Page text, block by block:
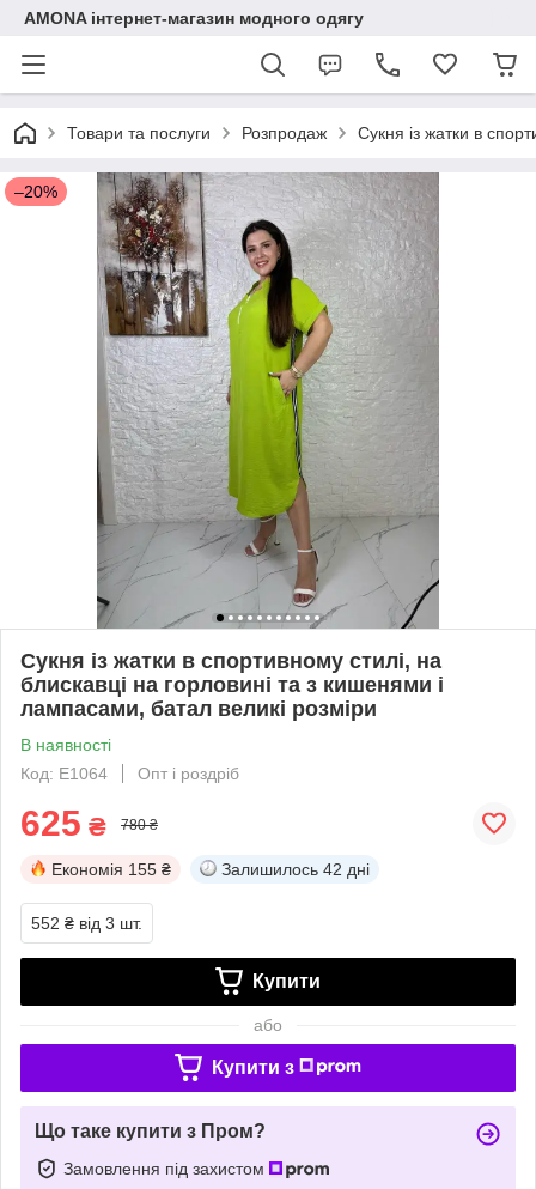
AMONA інтернет-магазин модного одягу
Товари та послуги Розпродаж Сукня із жатки в
–20%
Сукня із жатки в спортивному стилі, на
блискавці на горловині та з кишенями і
лампасами, батал великі розміри
В наявності
Код: Е1064
Опт і роздріб
625 ₴ 780 ₴
Економія 155 ₴ Залишилось 42 дні
552 ₴ від 3 шт.
Купити
або
Купити з
Що таке купити з Пром?
Замовлення під захистом